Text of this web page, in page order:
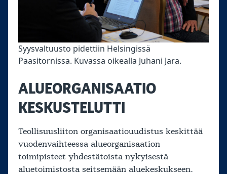
Syysvaltuusto pidettiin Helsingissä
Paasitornissa. Kuvassa oikealla Juhani Jara.
ALUEORGANISAATIO
KESKUSTELUTTI
Teollisuusliiton organisaatiouudistus keskittää
vuodenvaihteessa alueorganisaation
toimipisteet yhdestätoista nykyisestä
aluetoimistosta seitsemään aluekeskukseen.